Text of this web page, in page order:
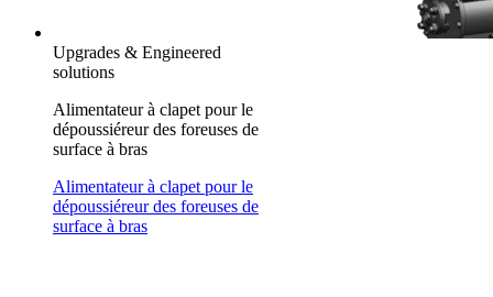
Upgrades & Engineered
solutions
Alimentateur à clapet pour le
dépoussiéreur des foreuses de
surface à bras
Alimentateur à clapet pour le
dépoussiéreur des foreuses de
surface à bras